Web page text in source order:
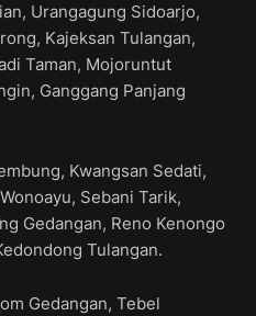
Urangagung Sidoarjo,
Kajeksan Tulangan,
Taman, Mojoruntut
Ganggang Panjang
Kwangsan Sedati,
Sebani Tarik,
Gedangan, Reno Kenongo
Tulangan.
Gedangan, Tebel